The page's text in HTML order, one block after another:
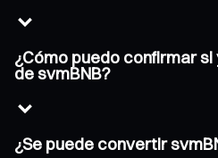
¿Cómo puedo confirmar
de svmBNB?
¿Se puede convertir